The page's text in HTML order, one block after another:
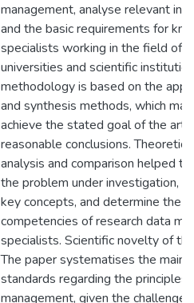
management, analyse relevant
and the basic requirements for
specialists working in the field of
universities and scientific
methodology is based on the
and synthesis methods, which
achieve the stated goal of the
reasonable conclusions.
analysis and comparison helped
the problem under investigation,
key concepts, and determine the
competencies of research data
specialists. Scientific novelty of
The paper systematises the main
standards regarding the principles
management, given the